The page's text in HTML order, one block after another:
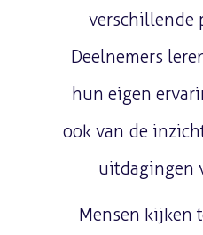
verschillende
Deelnemers
hun eigen
ook van de
uitdagingen
Mensen kijken